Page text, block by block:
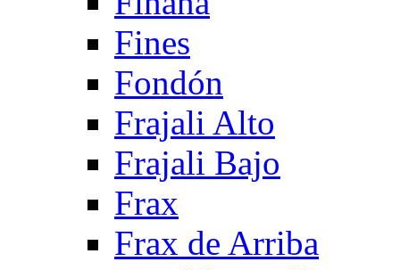
Fines
Fondón
Frajali Alto
Frajali Bajo
Frax
Frax de Arriba